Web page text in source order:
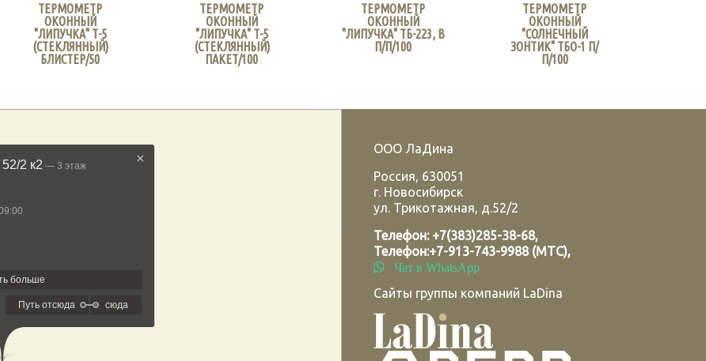
ТЕРМОМЕТР
ОКОННЫЙ
"ЛИПУЧКА" Т-5
(СТЕКЛЯННЫЙ)
БЛИСТЕР/50
ТЕРМОМЕТР
ОКОННЫЙ
"ЛИПУЧКА" Т-5
(СТЕКЛЯННЫЙ)
ПАКЕТ/100
ТЕРМОМЕТР
ОКОННЫЙ
"ЛИПУЧКА" ТБ-223, В
П/П/100
ТЕРМОМЕТР
ОКОННЫЙ
"СОЛНЕЧНЫЙ
ЗОНТИК" ТБО-1 П/
П/100
ООО ЛаДина
Россия, 630051
г. Новосибирск
ул. Трикотажная, д.52/2
Телефон: +7(383)285-38-68,
Телефон:+7-913-743-9988 (МТС),
Чат в WhatsApp
Сайты группы компаний LaDina